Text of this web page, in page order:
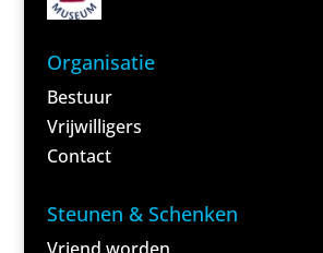
Organisatie
Bestuur
Vrijwilligers
Contact
Steunen & Schenken